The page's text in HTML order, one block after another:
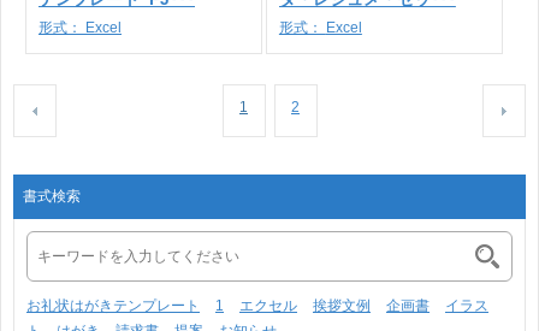
形式： Excel 形式： Excel
1 2
書式検索
お礼状はがきテンプレート 1 エクセル 挨拶文例 企画書
イラス